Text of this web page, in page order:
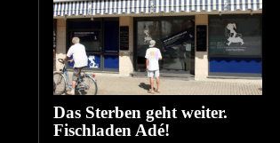
Das Sterben geht weiter.
Fischladen Adé!